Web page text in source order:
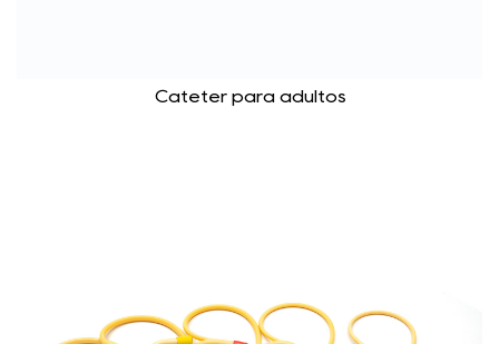
Catéter para adultos